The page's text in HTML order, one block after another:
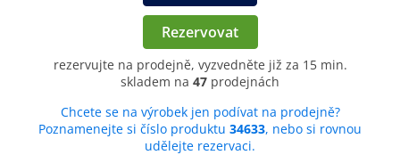
Rezervovat
rezervujte na prodejně, vyzvedněte již za 15 min.
skladem na 47 prodejnách
Chcete se na výrobek jen podívat na prodejně?
Poznamenejte si číslo produktu 34633, nebo si rovnou
udělejte rezervaci.